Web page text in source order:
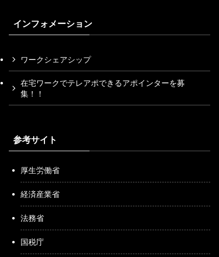
インフォメーション
ワークシェアシップ
在宅ワークでテレアポできるアポインターを募
集！！
参考サイト
厚生労働省
経済産業省
法務省
国税庁